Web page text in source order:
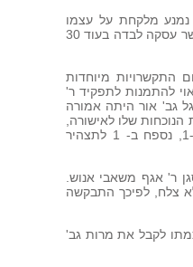
נמנע מלקחת על עצמו
פרויקטים עצמאיים והיה שותף ב- 4 פרויקטים שביצע יחד עם עמיתתו אירה שפירא (אשר עסקה לבדה בעוד 30
התקשרויות מיוחדות
להתמנות לתפקיד ר'
גב' אור היתה אמורה
שלו לאישורה,
וזאת על אף שקיבל בעניין הנחיה מפורשת מראש אמ"מ (תצהיר ולדפוגל סעיפים 1-4, נספח ב- 1 לתצהיר
לסגן ר' אגף משאבי אנוש.
צלח, לפיכך התבקשה
הסכמתו לקבל את מרות גב'